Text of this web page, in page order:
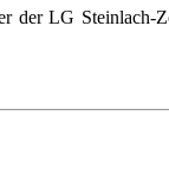
der LG Steinlach-